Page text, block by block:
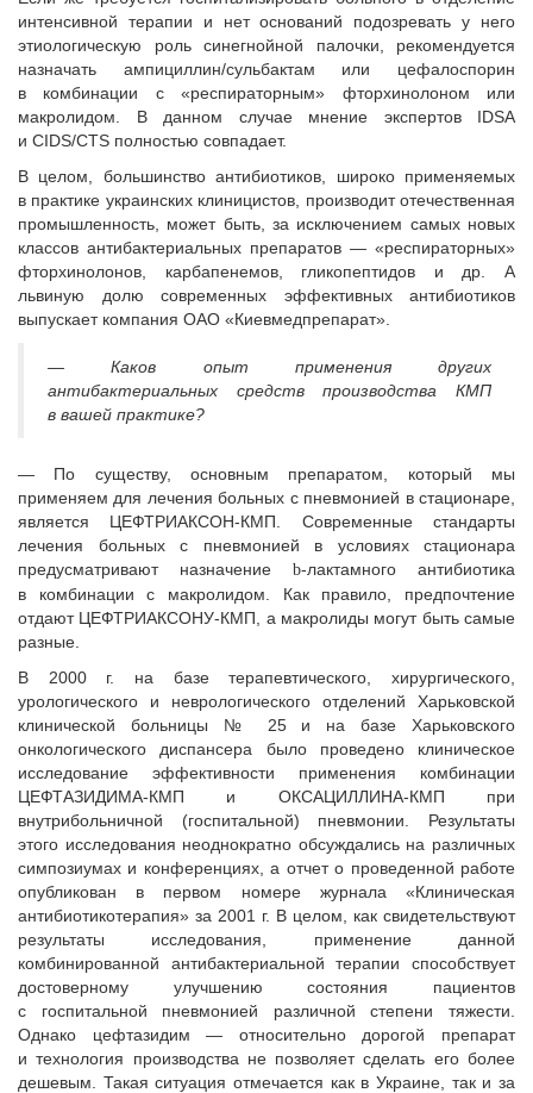
интенсивной терапии и нет оснований подозревать у него
этиологическую роль синегнойной палочки, рекомендуется
назначать ампициллин/сульбактам или цефалоспорин
в комбинации с «респираторным» фторхинолоном или
макролидом. В данном случае мнение экспертов IDSA
и CIDS/CTS полностью совпадает.
В целом, большинство антибиотиков, широко применяемых
в практике украинских клиницистов, производит отечественная
промышленность, может быть, за исключением самых новых
классов антибактериальных препаратов — «респираторных»
фторхинолонов, карбапенемов, гликопептидов и др. А
львиную долю современных эффективных антибиотиков
выпускает компания ОАО «Киевмедпрепарат».
— Каков опыт применения других
антибактериальных средств производства КМП
в вашей практике?
— По существу, основным препаратом, который мы
применяем для лечения больных с пневмонией в стационаре,
является ЦЕФТРИАКСОН-КМП. Современные стандарты
лечения больных с пневмонией в условиях стационара
предусматривают назначение b-лактамного антибиотика
в комбинации с макролидом. Как правило, предпочтение
отдают ЦЕФТРИАКСОНУ-КМП, а макролиды могут быть самые
разные.
В 2000 г. на базе терапевтического, хирургического,
урологического и неврологического отделений Харьковской
клинической больницы № 25 и на базе Харьковского
онкологического диспансера было проведено клиническое
исследование эффективности применения комбинации
ЦЕФТАЗИДИМА-КМП и ОКСАЦИЛЛИНА-КМП при
внутрибольничной (госпитальной) пневмонии. Результаты
этого исследования неоднократно обсуждались на различных
симпозиумах и конференциях, а отчет о проведенной работе
опубликован в первом номере журнала «Клиническая
антибиотикотерапия» за 2001 г. В целом, как свидетельствуют
результаты исследования, применение данной
комбинированной антибактериальной терапии способствует
достоверному улучшению состояния пациентов
с госпитальной пневмонией различной степени тяжести.
Однако цефтазидим — относительно дорогой препарат
и технология производства не позволяет сделать его более
дешевым. Такая ситуация отмечается как в Украине, так и за